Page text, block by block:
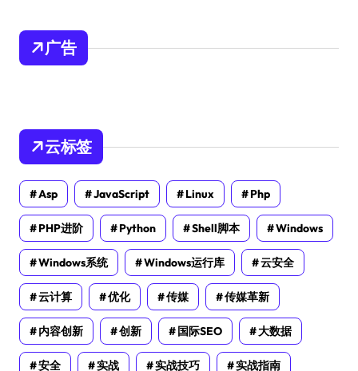
广告
云标签
Asp JavaScript Linux Php
PHP进阶 Python Shell脚本 Windows
Windows系统 Windows运行库 云安全
云计算 优化 传媒 传媒革新
内容创新 创新 国际SEO 大数据
安全 实战 实战技巧 实战指南